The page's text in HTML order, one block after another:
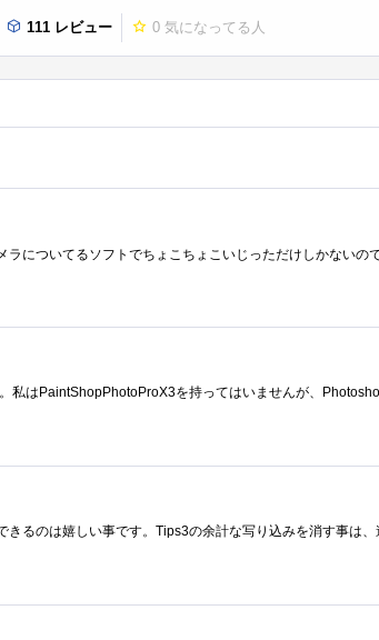
111 レビュー 0 気になってる人